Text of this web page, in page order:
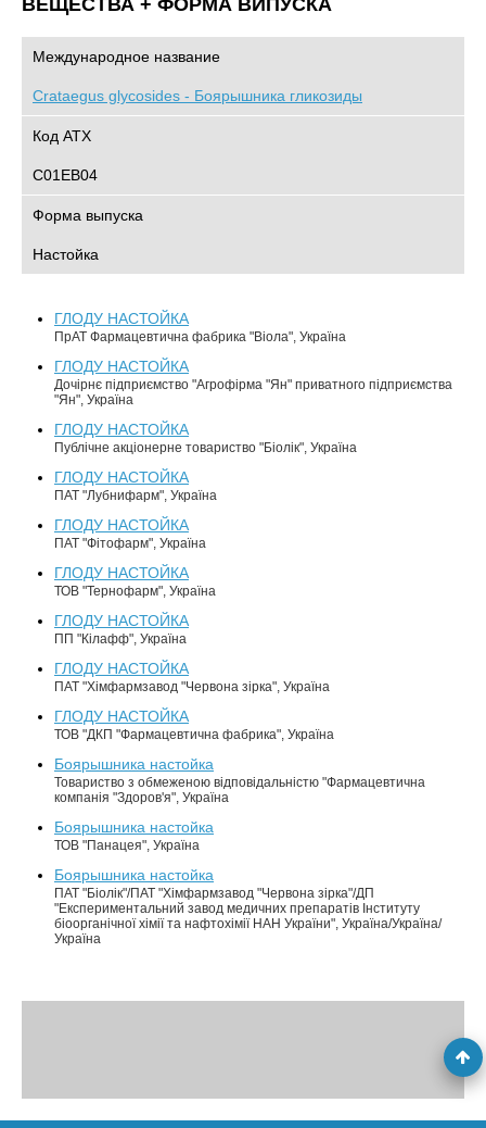
ВЕЩЕСТВА + ФОРМА ВИПУСКА
Международное название
Crataegus glycosides - Боярышника гликозиды
Код АТХ
C01EB04
Форма выпуска
Настойка
ГЛОДУ НАСТОЙКА
ПрАТ Фармацевтична фабрика "Віола", Україна
ГЛОДУ НАСТОЙКА
Дочірнє підприємство "Агрофірма "Ян" приватного підприємства
"Ян", Україна
ГЛОДУ НАСТОЙКА
Публічне акціонерне товариство "Біолік", Україна
ГЛОДУ НАСТОЙКА
ПАТ "Лубнифарм", Україна
ГЛОДУ НАСТОЙКА
ПАТ "Фітофарм", Україна
ГЛОДУ НАСТОЙКА
ТОВ "Тернофарм", Україна
ГЛОДУ НАСТОЙКА
ПП "Кілафф", Україна
ГЛОДУ НАСТОЙКА
ПАТ "Хімфармзавод "Червона зірка", Україна
ГЛОДУ НАСТОЙКА
ТОВ "ДКП "Фармацевтична фабрика", Україна
Боярышника настойка
Товариство з обмеженою відповідальністю "Фармацевтична
компанія "Здоров'я", Україна
Боярышника настойка
ТОВ "Панацея", Україна
Боярышника настойка
ПАТ "Біолік"/ПАТ "Хімфармзавод "Червона зірка"/ДП
"Експериментальний завод медичних препаратів Інституту
біоорганічної хімії та нафтохімії НАН України", Україна/Україна/
Україна